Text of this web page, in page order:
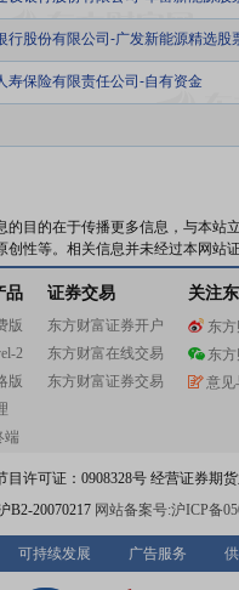
行股份有限公司-广发新能源精选股
寿保险有限责任公司-自有资金
的目的在于传播更多信息，与本站
性等。相关信息并未经过本网站
品
版
2
版
端
证券交易
东方财富证券开户
东方财富在线交易
东方财富证券交易
关注
东
东
意见
许可证：0908328号 经营证券期
B2-20070217 网站备案号:沪ICP备
可持续发展 广告服务